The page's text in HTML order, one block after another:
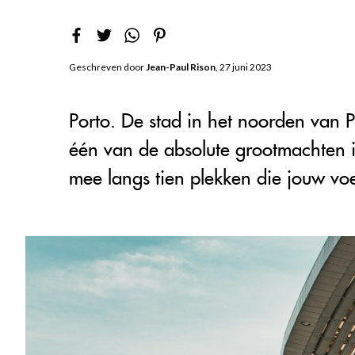
Geschreven doorJean-Paul Rison, 27 juni 2023
Porto. De stad in het noorden van
één van de absolute
mee langs tien plekken die jouw